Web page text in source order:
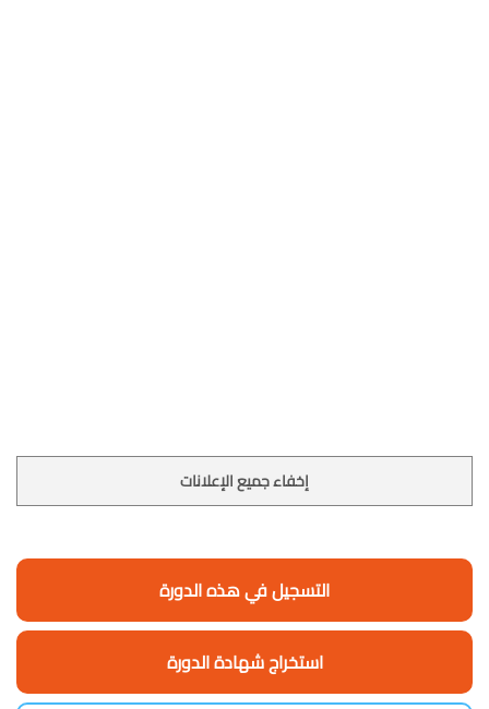
إخفاء جميع الإعلانات
التسجيل في هذه الدورة
استخراج شهادة الدورة